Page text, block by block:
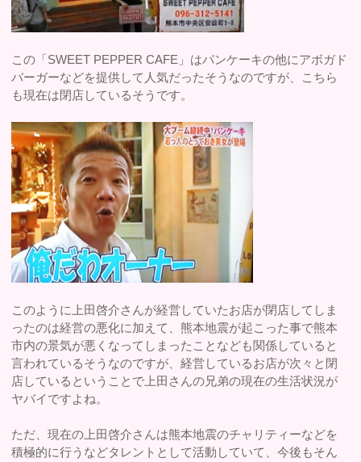
この「SWEET PEPPER CAFE」はパンケーキの他にアボガド
バーガーなどを提供して人気だったそうなのですが、こちら
も現在は閉店しているそうです。
このように上田啓介さんが経営していたお店が閉店してしま
ったのは経営の悪化に加えて、熊本地震が起こった事で熊本
市内の景気が悪くなってしまったことなども関係していると
言われているそうなのですが、経営しているお店が次々と閉
店しているということで上田さんの兄弟の現在の生活状況が
ヤバイですよね。
ただ、現在の上田啓介さんは熊本地震のチャリティーなどを
積極的に行うなどタレントとして活動していて、今後もそん